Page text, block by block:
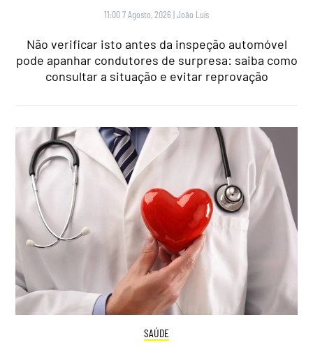
11:00 7 Agosto, 2026 |João Luís
Não verificar isto antes da inspeção automóvel
pode apanhar condutores de surpresa: saiba como
consultar a situação e evitar reprovação
SAÚDE